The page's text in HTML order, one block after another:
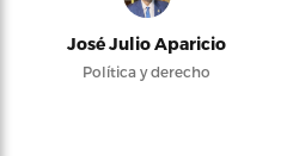
José Julio Aparicio
Política y derecho